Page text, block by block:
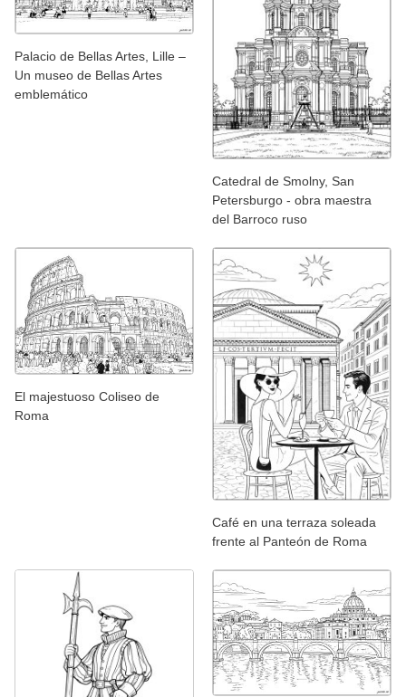
Palacio de Bellas Artes, Lille –
Un museo de Bellas Artes
emblemático
Catedral de Smolny, San
Petersburgo - obra maestra
del Barroco ruso
El majestuoso Coliseo de
Roma
Café en una terraza soleada
frente al Panteón de Roma